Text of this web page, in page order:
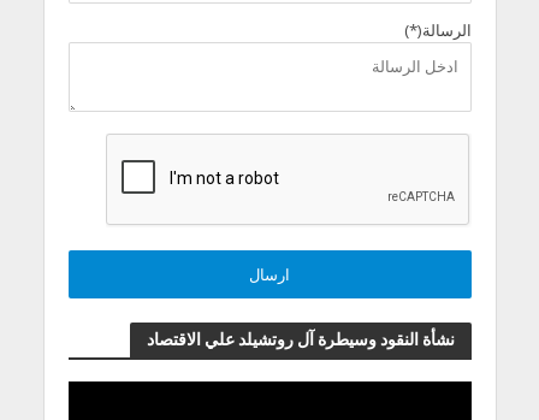
الرسالة(*)
نشأة النقود وسيطرة آل روتشيلد علي الاقتصاد